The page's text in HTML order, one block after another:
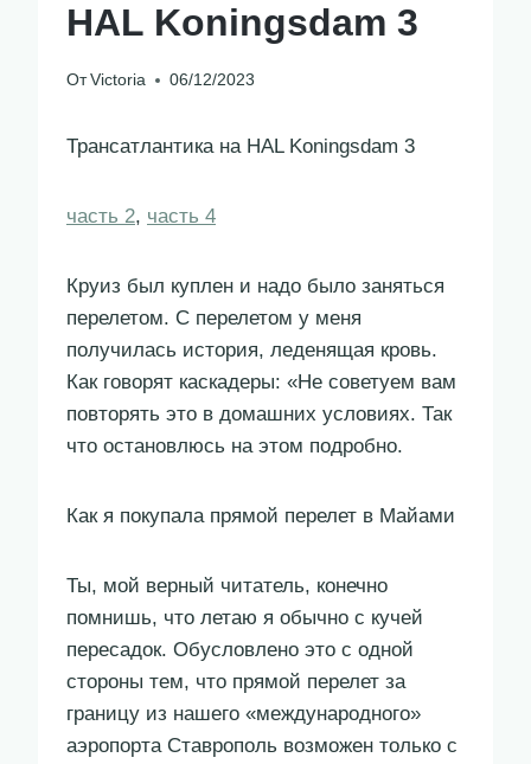
HAL Koningsdam 3
От Victoria 06/12/2023
Трансатлантика на HAL Koningsdam 3
часть 2, часть 4
Круиз был куплен и надо было заняться
перелетом. С перелетом у меня
получилась история, леденящая кровь.
Как говорят каскадеры: «Не советуем вам
повторять это в домашних условиях. Так
что остановлюсь на этом подробно.
Как я покупала прямой перелет в Майами
Ты, мой верный читатель, конечно
помнишь, что летаю я обычно с кучей
пересадок. Обусловлено это с одной
стороны тем, что прямой перелет за
границу из нашего «международного»
аэропорта Ставрополь возможен только с